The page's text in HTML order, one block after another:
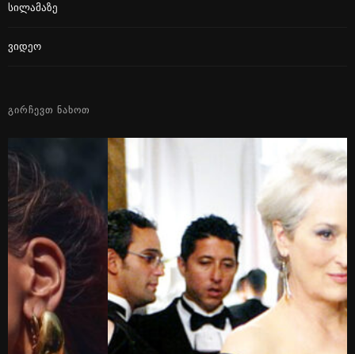
Სილამაზე
Ვიდეო
ᲒᲘᲠᲩᲔᲕᲗ ᲜᲐᲮᲝᲗ